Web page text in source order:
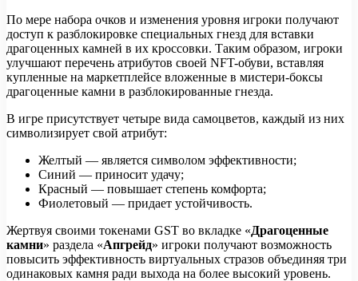
По мере набора очков и изменения уровня игроки получают
доступ к разблокировке специальных гнезд для вставки
драгоценных камней в их кроссовки. Таким образом, игроки
улучшают перечень атрибутов своей NFT-обуви, вставляя
купленные на маркетплейсе вложенные в мистери-боксы
драгоценные камни в разблокированные гнезда.
В игре присутствует четыре вида самоцветов, каждый из них
символизирует свой атрибут:
Желтый — является символом эффективности;
Синий — приносит удачу;
Красный — повышает степень комфорта;
Фиолетовый — придает устойчивость.
Жертвуя своими токенами GST во вкладке «Драгоценные
камни» раздела «Апгрейд» игроки получают возможность
повысить эффективность виртуальных стразов объединяя три
одинаковых камня ради выхода на более высокий уровень.